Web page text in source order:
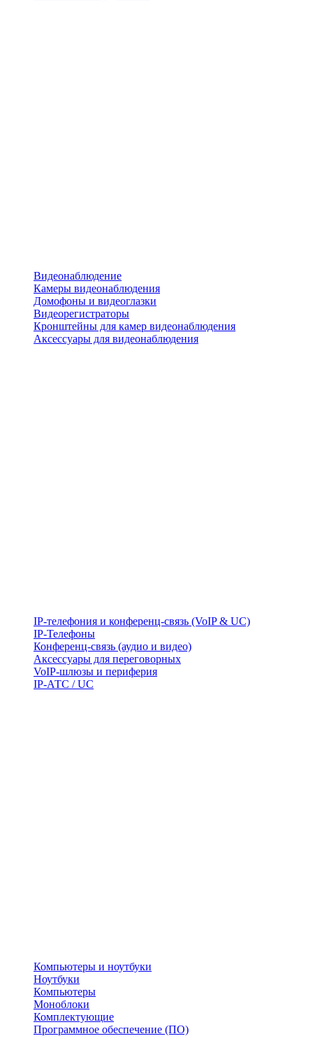
Видеонаблюдение
Камеры видеонаблюдения
Домофоны и видеоглазки
Видеорегистраторы
Кронштейны для камер видеонаблюдения
Аксессуары для видеонаблюдения
IP-телефония и конференц-связь (VoIP & UC)
IP-Телефоны
Конференц-связь (аудио и видео)
Аксессуары для переговорных
VoIP-шлюзы и периферия
IP-АТС / UC
Компьютеры и ноутбуки
Ноутбуки
Компьютеры
Моноблоки
Комплектующие
Программное обеспечение (ПО)